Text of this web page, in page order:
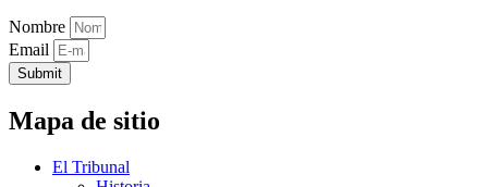
Nombre
Email
Submit
Mapa de sitio
El Tribunal